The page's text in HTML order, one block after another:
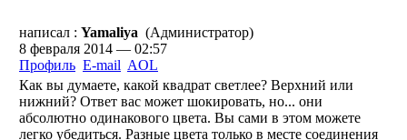
написал : Yamaliya (Администратор)
8 февраля 2014 — 02:57
Профиль E-mail AOL
Как вы думаете, какой квадрат светлее? Верхний или
нижний? Ответ вас может шокировать, но... они
абсолютно одинакового цвета. Вы сами в этом можете
легко убедиться. Разные цвета только в месте соединения